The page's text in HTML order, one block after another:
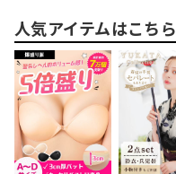
人気アイテムはこちら